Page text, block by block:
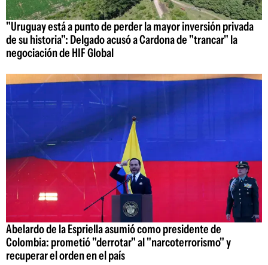
"Uruguay está a punto de perder la mayor inversión privada
de su historia": Delgado acusó a Cardona de "trancar" la
negociación de HIF Global
Abelardo de la Espriella asumió como presidente de
Colombia: prometió "derrotar" al "narcoterrorismo" y
recuperar el orden en el país